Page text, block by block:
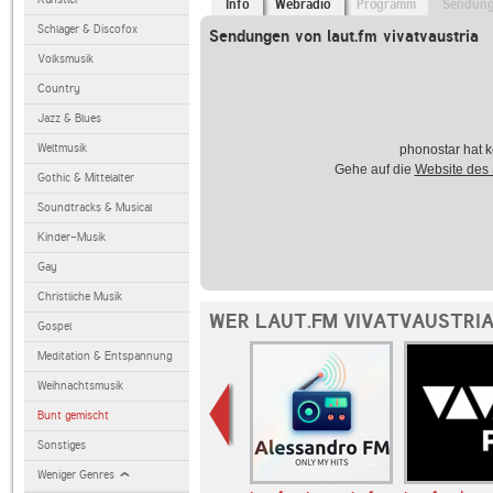
Schlager & Discofox
Volksmusik
Country
Jazz & Blues
Weltmusik
Gothic & Mittelalter
Soundtracks & Musical
Kinder-Musik
Gay
Christliche Musik
Gospel
Meditation & Entspannung
Weihnachtsmusik
Bunt gemischt
Sonstiges
Weniger Genres
Info Webradio Programm
Sendungen von laut.fm vivatvaustria
phonostar hat
Gehe auf die Website des
WER LAUT.FM